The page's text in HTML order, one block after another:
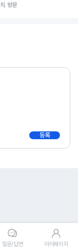
, 방문
등록
질문/답변 마이페이지